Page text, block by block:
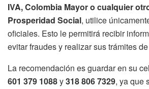
IVA, Colombia Mayor o cualquier
Prosperidad Social, utilice
oficiales. Esto le permitirá recibir
evitar fraudes y realizar sus trámites
La recomendación es guardar en su
601 379 1088y318 806 7329, ya que